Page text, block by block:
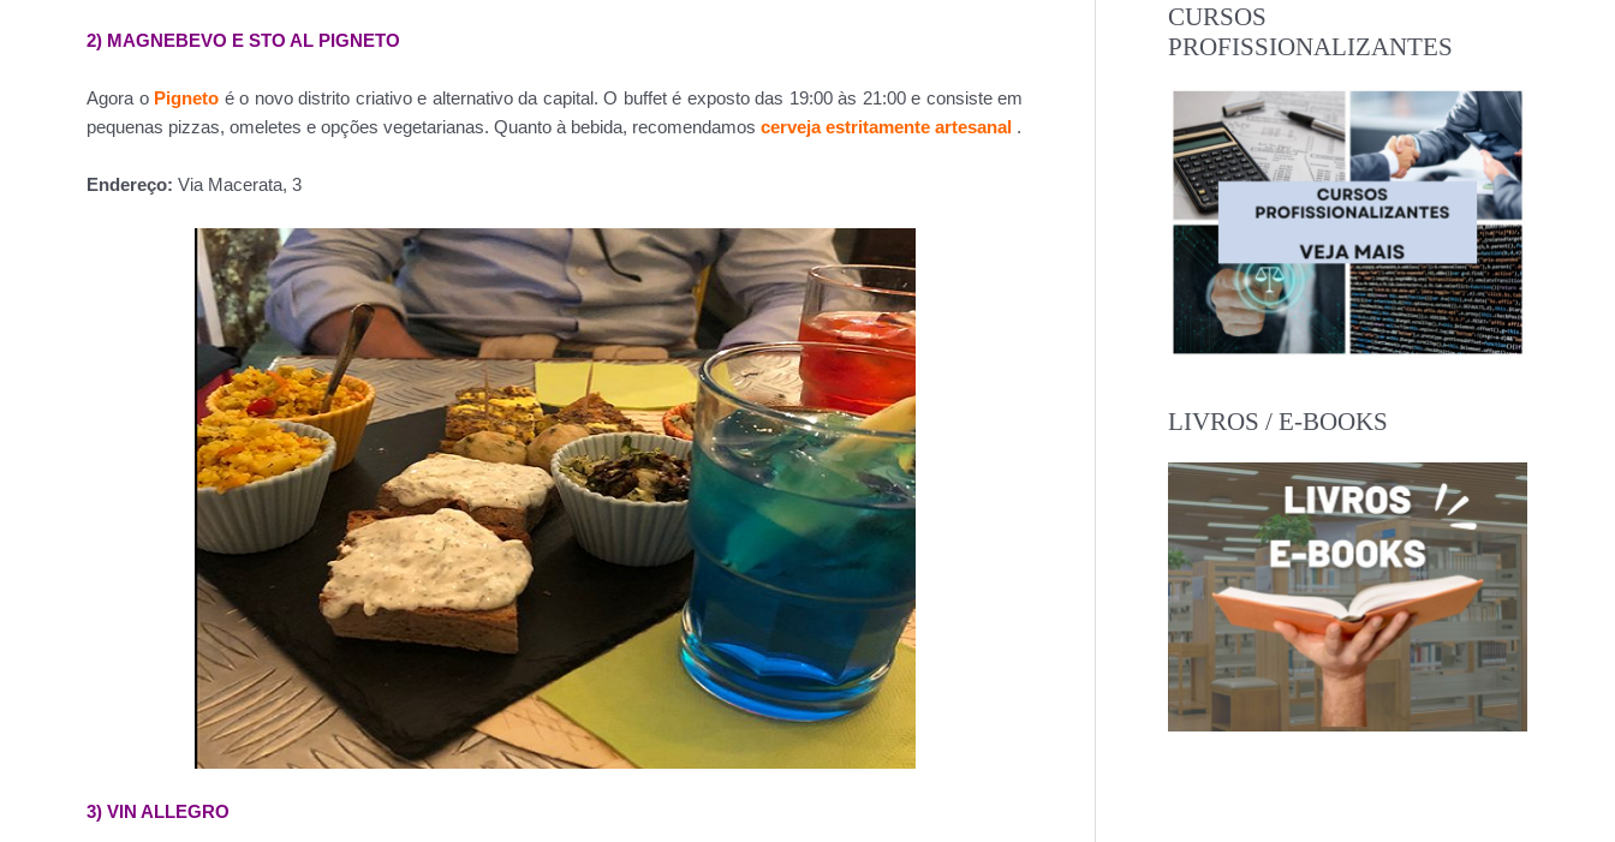
2) MAGNEBEVO E STO AL PIGNETO
Agora o Pigneto é o novo distrito criativo e alternativo da capital. O buffet é exposto das 19:00 às 21:00 e consiste em
pequenas pizzas, omeletes e opções vegetarianas. Quanto à bebida, recomendamos cerveja estritamente artesanal .
Endereço: Via Macerata, 3
3) VIN ALLEGRO
CURSOS
PROFISSIONALIZANTES
LIVROS / E-BOOKS